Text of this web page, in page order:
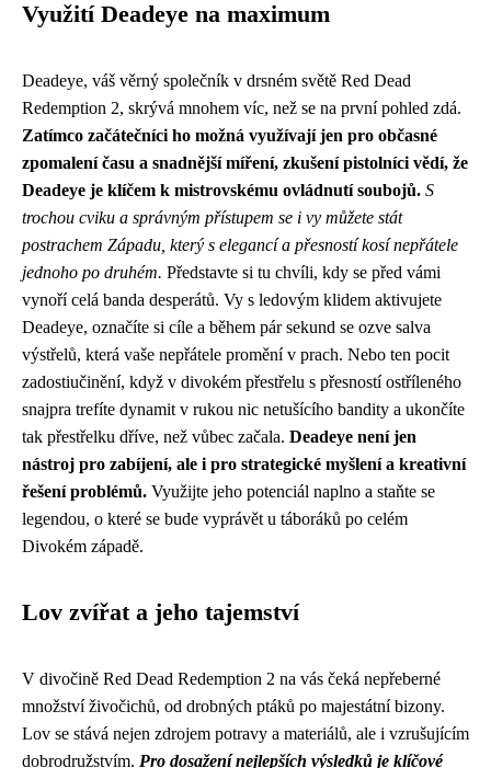
Využití Deadeye na maximum
Deadeye, váš věrný společník v drsném světě Red Dead
Redemption 2, skrývá mnohem víc, než se na první pohled zdá.
Zatímco začátečníci ho možná využívají jen pro občasné
zpomalení času a snadnější míření, zkušení pistolníci vědí, že
Deadeye je klíčem k mistrovskému ovládnutí soubojů. S
trochou cviku a správným přístupem se i vy můžete stát
postrachem Západu, který s elegancí a přesností kosí nepřátele
jednoho po druhém. Představte si tu chvíli, kdy se před vámi
vynoří celá banda desperátů. Vy s ledovým klidem aktivujete
Deadeye, označíte si cíle a během pár sekund se ozve salva
výstřelů, která vaše nepřátele promění v prach. Nebo ten pocit
zadostiučinění, když v divokém přestřelu s přesností ostříleného
snajpra trefíte dynamit v rukou nic netušícího bandity a ukončíte
tak přestřelku dříve, než vůbec začala. Deadeye není jen
nástroj pro zabíjení, ale i pro strategické myšlení a kreativní
řešení problémů. Využijte jeho potenciál naplno a staňte se
legendou, o které se bude vyprávět u táboráků po celém
Divokém západě.
Lov zvířat a jeho tajemství
V divočině Red Dead Redemption 2 na vás čeká nepřeberné
množství živočichů, od drobných ptáků po majestátní bizony.
Lov se stává nejen zdrojem potravy a materiálů, ale i vzrušujícím
dobrodružstvím. Pro dosažení nejlepších výsledků je klíčové